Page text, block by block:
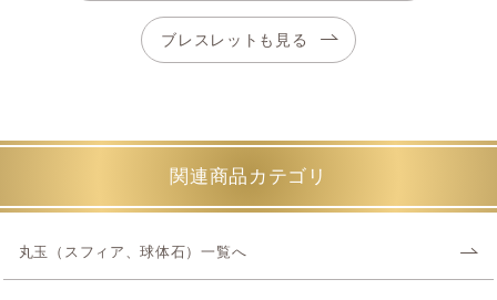
ブレスレットも見る
関連商品カテゴリ
丸玉（スフィア、球体石）一覧へ